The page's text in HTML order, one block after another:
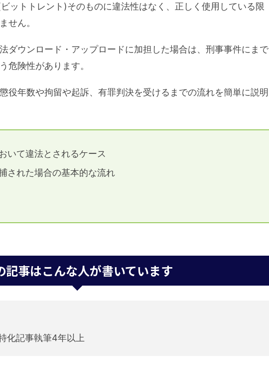
ットトレント)そのものに違法性はなく、正しく使用している限
せん。
ダウンロード・アップロードに加担した場合は、刑事事件にまで
危険性があります。
役年数や拘留や起訴、有罪判決を受けるまでの流れを簡単に説明
いて違法とされるケース
された場合の基本的な流れ
記事はこんな人が書いています
化記事執筆4年以上